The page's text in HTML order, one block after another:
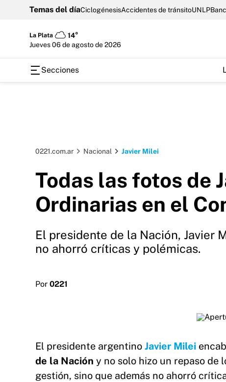
Temas del díaCiclogénesisAccidentes de tránsitoUNLP
La Plata
14°
jueves 06 de agosto de 2026
Secciones
0221.com.ar Nacional Javier Milei
Todas las fotos de
Ordinarias en el
El presidente de la Nación, Javier
no ahorró críticas y polémicas.
Por 0221
El presidente argentino Javier Milei
de la Nación y no solo hizo un repaso de
gestión, sino que además no ahorró